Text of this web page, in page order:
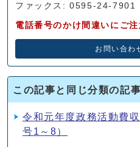
ファックス: 0595-24-7901
電話番号のかけ間違いにご注
お問い合わ
この記事と同じ分類の記事
令和元年度政務活動費
号1～8）